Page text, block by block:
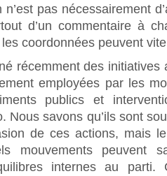
pas nécessairement
d’un commentaire à
coordonnées peuvent
récemment des initiatives
employées par les
publics et
Nous savons qu’ils sont
de ces actions, mais
mouvements peuvent
internes au parti.